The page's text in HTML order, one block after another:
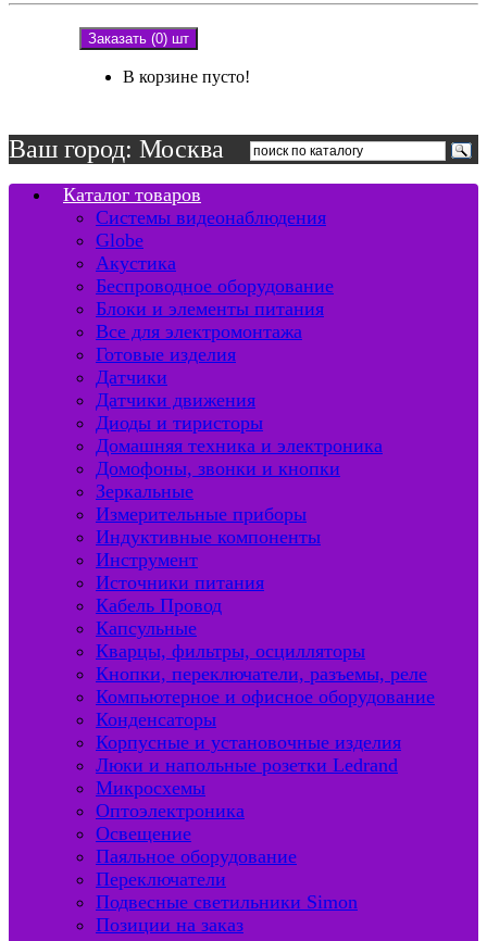
Заказать (0) шт
В корзине пусто!
Ваш город: Москва
Каталог товаров
Системы видеонаблюдения
Globe
Акустика
Беспроводное оборудование
Блоки и элементы питания
Все для электромонтажа
Готовые изделия
Датчики
Датчики движения
Диоды и тиристоры
Домашняя техника и электроника
Домофоны, звонки и кнопки
Зеркальные
Измерительные приборы
Индуктивные компоненты
Инструмент
Источники питания
Кабель Провод
Капсульные
Кварцы, фильтры, осцилляторы
Кнопки, переключатели, разъемы, реле
Компьютерное и офисное оборудование
Конденсаторы
Корпусные и установочные изделия
Люки и напольные розетки Ledrand
Микросхемы
Оптоэлектроника
Освещение
Паяльное оборудование
Переключатели
Подвесные светильники Simon
Позиции на заказ